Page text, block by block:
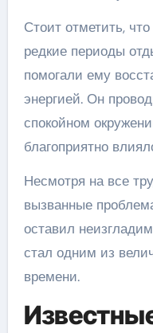
Стоит отметить,
редкие периоды
помогали ему
энергией. Он
спокойном
благоприятно
Несмотря на все
вызванные
оставил
стал одним из
времени.